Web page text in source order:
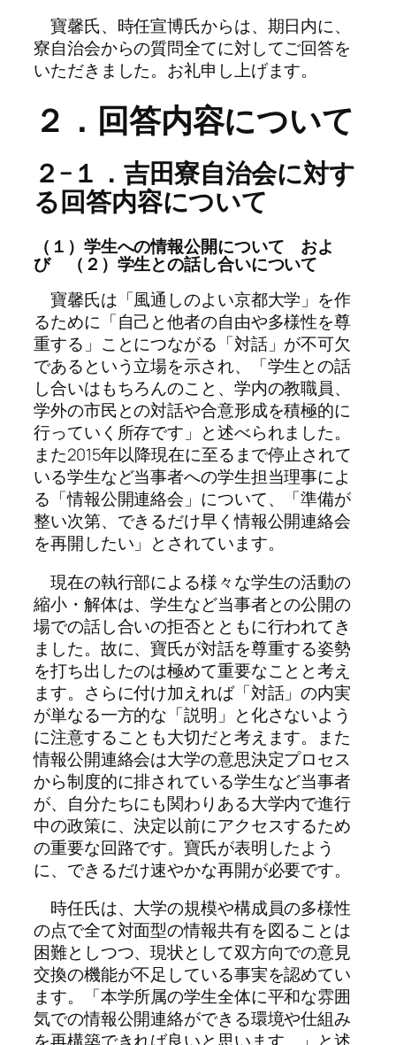
寶馨氏、時任宣博氏からは、期日内に、
寮自治会からの質問全てに対してご回答を
いただきました。お礼申し上げます。
２．回答内容について
２−１．吉田寮自治会に対す
る回答内容について
（１）学生への情報公開について およ
び （２）学生との話し合いについて
寶馨氏は「風通しのよい京都大学」を作
るために「自己と他者の自由や多様性を尊
重する」ことにつながる「対話」が不可欠
であるという立場を示され、「学生との話
し合いはもちろんのこと、学内の教職員、
学外の市民との対話や合意形成を積極的に
行っていく所存です」と述べられました。
また2015年以降現在に至るまで停止されて
いる学生など当事者への学生担当理事によ
る「情報公開連絡会」について、「準備が
整い次第、できるだけ早く情報公開連絡会
を再開したい」とされています。
現在の執行部による様々な学生の活動の
縮小・解体は、学生など当事者との公開の
場での話し合いの拒否とともに行われてき
ました。故に、寶氏が対話を尊重する姿勢
を打ち出したのは極めて重要なことと考え
ます。さらに付け加えれば「対話」の内実
が単なる一方的な「説明」と化さないよう
に注意することも大切だと考えます。また
情報公開連絡会は大学の意思決定プロセス
から制度的に排されている学生など当事者
が、自分たちにも関わりある大学内で進行
中の政策に、決定以前にアクセスするため
の重要な回路です。寶氏が表明したよう
に、できるだけ速やかな再開が必要です。
時任氏は、大学の規模や構成員の多様性
の点で全て対面型の情報共有を図ることは
困難としつつ、現状として双方向での意見
交換の機能が不足している事実を認めてい
ます。「本学所属の学生全体に平和な雰囲
気での情報公開連絡ができる環境や仕組み